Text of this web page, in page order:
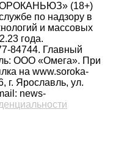
(18+)
по надзору в
и массовых
года.
84744. Главный
ООО «Омега». При
на www.soroka-
г. Ярославль, ул.
news-